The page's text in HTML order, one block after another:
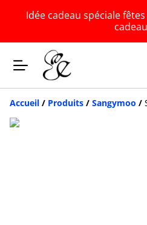
Idée cadeau spéciale
Accueil / Produits / Sangymoo /